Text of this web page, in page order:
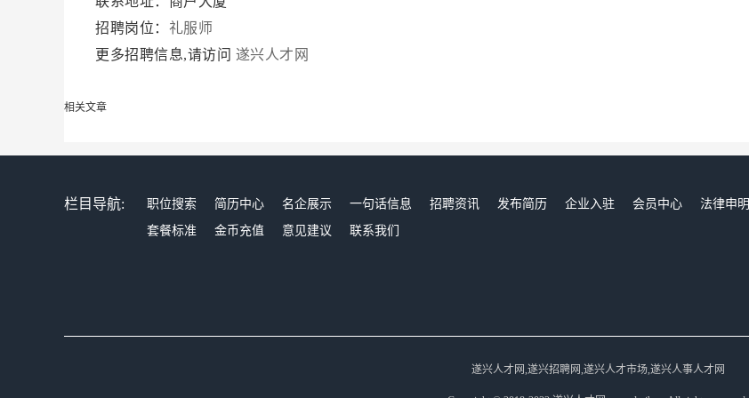
招聘岗位： 礼服师
更多招聘信息,请访问 遂兴人才网
相关文章
栏目导航: 职位搜索 简历中心 名企展示 一句话信息 招聘资讯 发布简历 企业入驻 会员中心
法律申明
套餐标准
金币充值 意见建议 联系我们
遂兴人才网,遂兴招聘网,遂兴人才市场,遂兴人事人才网